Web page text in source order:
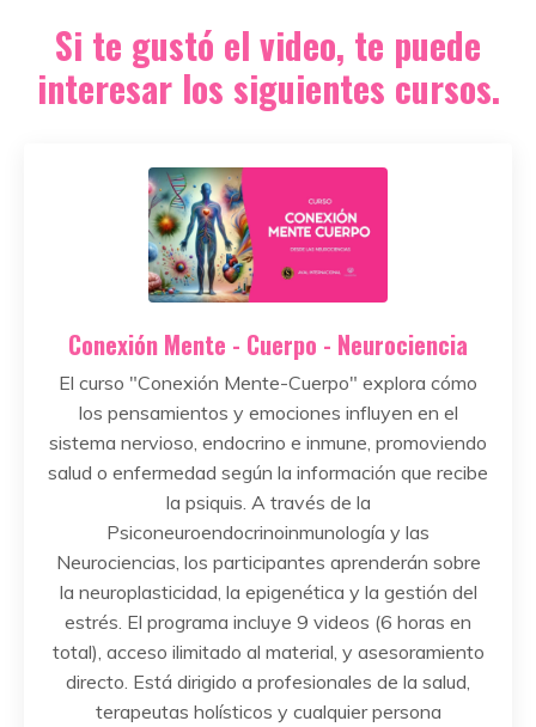
Si te gustó el video, te puede
interesar los siguientes cursos.
Conexión Mente - Cuerpo - Neurociencia
El curso "Conexión Mente-Cuerpo" explora cómo
los pensamientos y emociones influyen en el
sistema nervioso, endocrino e inmune, promoviendo
salud o enfermedad según la información que recibe
la psiquis. A través de la
Psiconeuroendocrinoinmunología y las
Neurociencias, los participantes aprenderán sobre
la neuroplasticidad, la epigenética y la gestión del
estrés. El programa incluye 9 videos (6 horas en
total), acceso ilimitado al material, y asesoramiento
directo. Está dirigido a profesionales de la salud,
terapeutas holísticos y cualquier persona